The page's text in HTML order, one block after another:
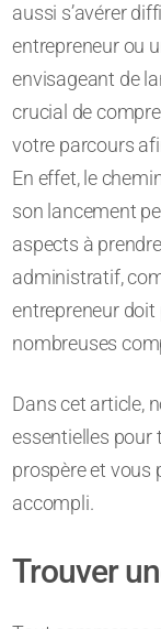
aussi s’avérer
entrepreneur ou
envisageant de
crucial de
votre parcours
En effet, le
son lancement
aspects à
administratif,
entrepreneur doit
nombreuses
Dans cet article,
essentielles pour
prospère et vous
accompli.
Trouver